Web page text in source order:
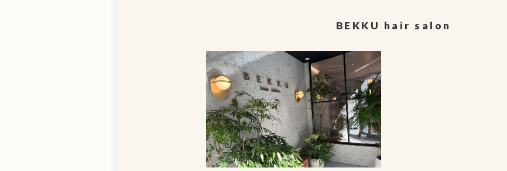
BEKKU hair salon